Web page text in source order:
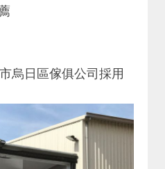
烏日區傢俱公司採用